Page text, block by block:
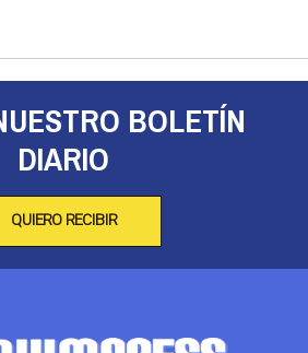
BOLETÍN
DIARIO
QUIERO RECIBIR